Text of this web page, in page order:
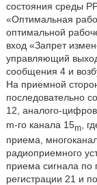
состояния среды
«Оптимальная
оптимальной
вход «Запрет
управляющий
сообщения 4 и
На приемной
последовательно
12, аналого-
m-го канала 15m ,
приема,
радиоприемного
приема сигнала
регистрации 21 и